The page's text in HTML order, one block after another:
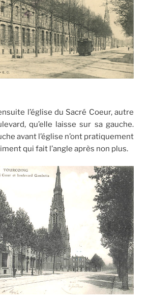
l’église du Sacré Coeur, autre
qu’elle laisse sur sa gauche.
avant l’église n’ont pratiquement
qui fait l’angle après non plus.